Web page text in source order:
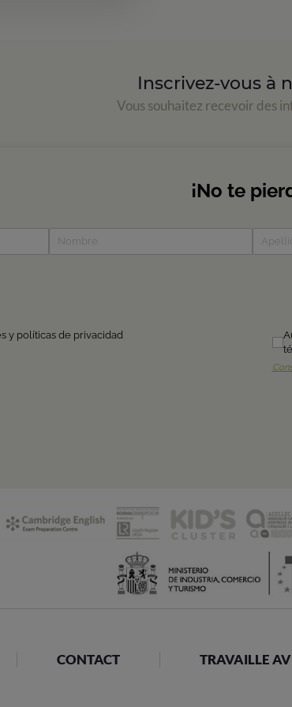
Inscrivez-vous à
Vous souhaitez recevoir des
CONTACT TRAVAILLE